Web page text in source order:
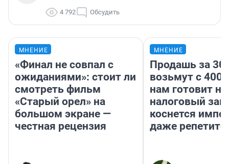
4 792 Обсудить
МНЕНИЕ
«Финал не совпал с
ожиданиями»: стоит ли
смотреть фильм
«Старый орел» на
большом экране —
честная рецензия
МНЕНИЕ
Продашь за
возьмут с
нам готовит
налоговый
коснется
даже